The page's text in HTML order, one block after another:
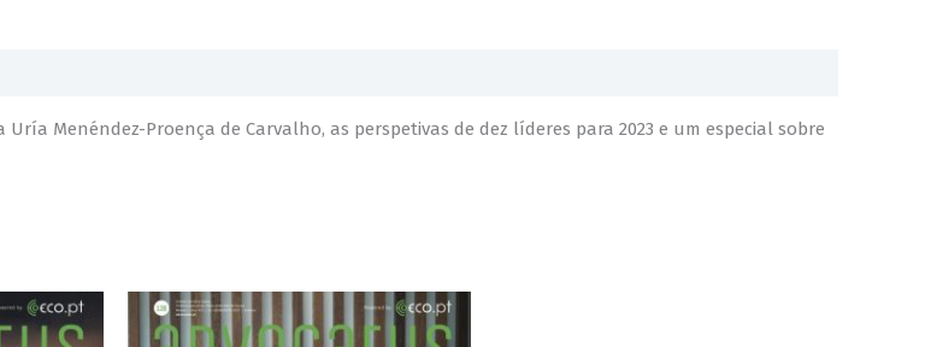
Menéndez-Proença de Carvalho, as perspetivas de dez líderes para 2023 e um especial sobre
Price
range:
€4,00 product